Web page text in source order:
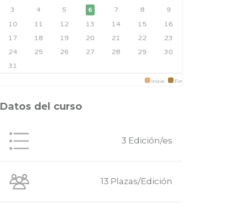
3
4 5 6 7 8
9
10
11 12 13 14 15
16
17
18 19 20 21 22
23
24
25 26 27 28 29
30
31
Inicio Fin
Datos del curso
3 Edición/es
13 Plazas/Edición